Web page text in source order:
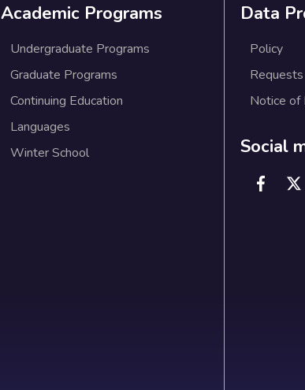
Academic Programs
Undergraduate Programs
Graduate Programs
Continuing Education
Languages
Winter School
Data
Policy
Requests
Notice of
Social